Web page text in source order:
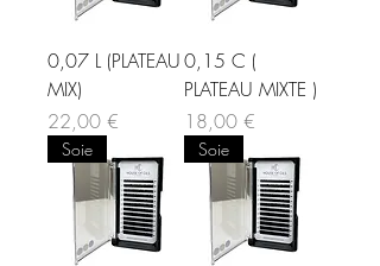
0,07 L (PLATEAU
MIX)
Prix
22,00 €
0,15 C (
PLATEAU MIXTE )
Prix
18,00 €
Soie Soie